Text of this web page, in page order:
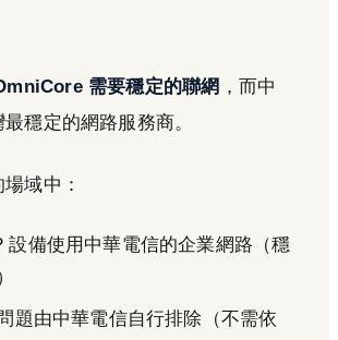
需要穩定的聯網 ，而中
穩定的網路服務商。
域中：
設備使用中華電信的企業網路（穩
題由中華電信自行排除（不需依